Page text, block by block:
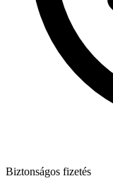
Biztonságos fizetés